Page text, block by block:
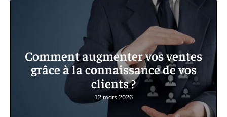
Comment augmenter vos ventes
grâce à la connaissance de vos
clients ?
12 mars 2026